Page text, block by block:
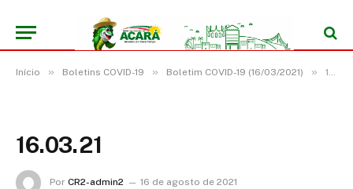
Início » Boletins COVID-19 » Boletim COVID-19 (16/03/2021) » 16.03.21
16.03.21
Por CR2-admin2
16 de agosto de 2021